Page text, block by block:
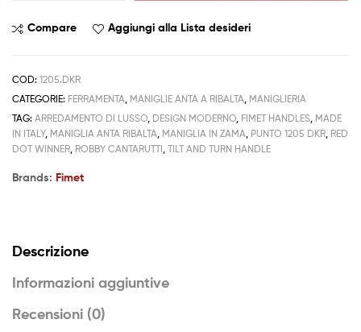
Compare Aggiungi alla Lista desideri
COD: 1205.DKR
CATEGORIE: FERRAMENTA, MANIGLIE ANTA A RIBALTA, MANIGLIERIA
TAG: ARREDAMENTO DI LUSSO, DESIGN MODERNO, FIMET HANDLES, MADE
IN ITALY, MANIGLIA ANTA RIBALTA, MANIGLIA IN ZAMA, PUNTO 1205 DKR, RED
DOT WINNER, ROBBY CANTARUTTI, TILT AND TURN HANDLE
Brands: Fimet
Descrizione
Informazioni aggiuntive
Recensioni (0)